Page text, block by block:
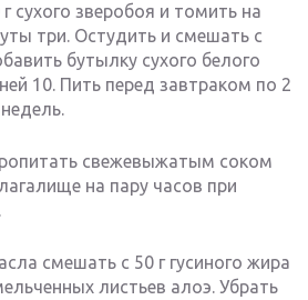
сухого зверобоя и томить на
три. Остудить и смешать с
бутылку сухого белого
10. Пить перед завтраком по 2
свежевыжатым соком
на пару часов при
смешать с 50 г гусиного жира
листьев алоэ. Убрать